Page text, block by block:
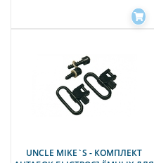
UNCLE MIKE`S - КОМПЛЕКТ